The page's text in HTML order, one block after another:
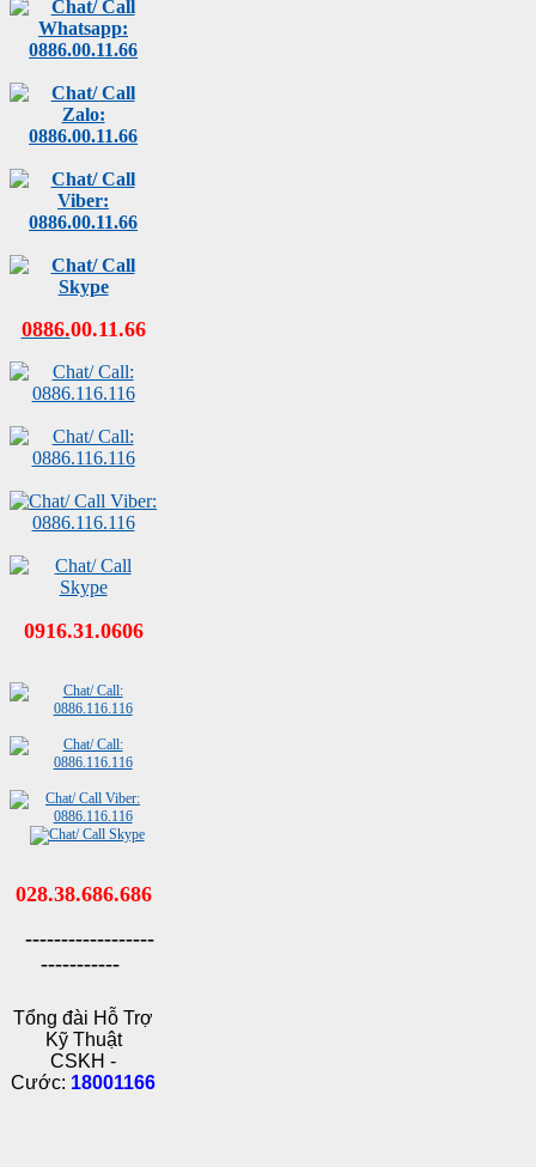
0886.00.11.66
0916.31.0606
028.38.686.686
------------------
-----------
Tổng đài Hỗ Trợ
Kỹ Thuật
CSKH -
Cước: 18001166